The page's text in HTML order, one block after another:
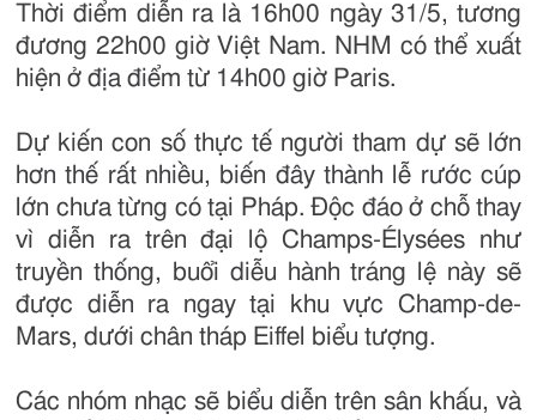
Thời điểm diễn ra là 16h00 ngày 31/5, tương
đương 22h00 giờ Việt Nam. NHM có thể xuất
hiện ở địa điểm từ 14h00 giờ Paris.
Dự kiến con số thực tế người tham dự sẽ lớn
hơn thế rất nhiều, biến đây thành lễ rước cúp
lớn chưa từng có tại Pháp. Độc đáo ở chỗ thay
vì diễn ra trên đại lộ Champs-Élysées như
truyền thống, buổi diễu hành tráng lệ này sẽ
được diễn ra ngay tại khu vực Champ-de-
Mars, dưới chân tháp Eiffel biểu tượng.
Các nhóm nhạc sẽ biểu diễn trên sân khấu, và